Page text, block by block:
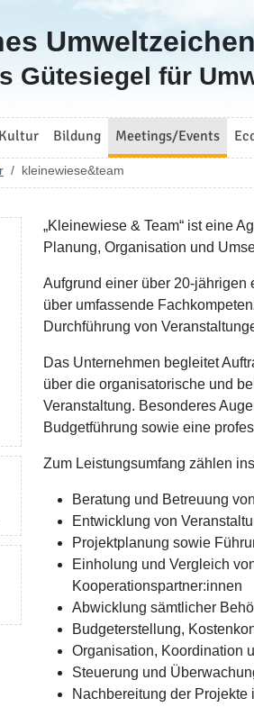
Umweltzeichen
Gütesiegel für
Kultur Bildung Meetings/Events
kleinewiese&team
„Kleinewiese & Team“ ist eine
Planung, Organisation und
Aufgrund einer über 20-jährigen
über umfassende
Durchführung von
Das Unternehmen begleitet
über die organisatorische und
Veranstaltung. Besonderes
Budgetführung sowie eine
Zum Leistungsumfang zählen
Beratung und Betreuung
Entwicklung von
Projektplanung sowie
Einholung und Vergleich
Kooperationspartner:innen
Abwicklung sämtlicher
Budgeterstellung,
Organisation, Koordination
Steuerung und
Nachbereitung der